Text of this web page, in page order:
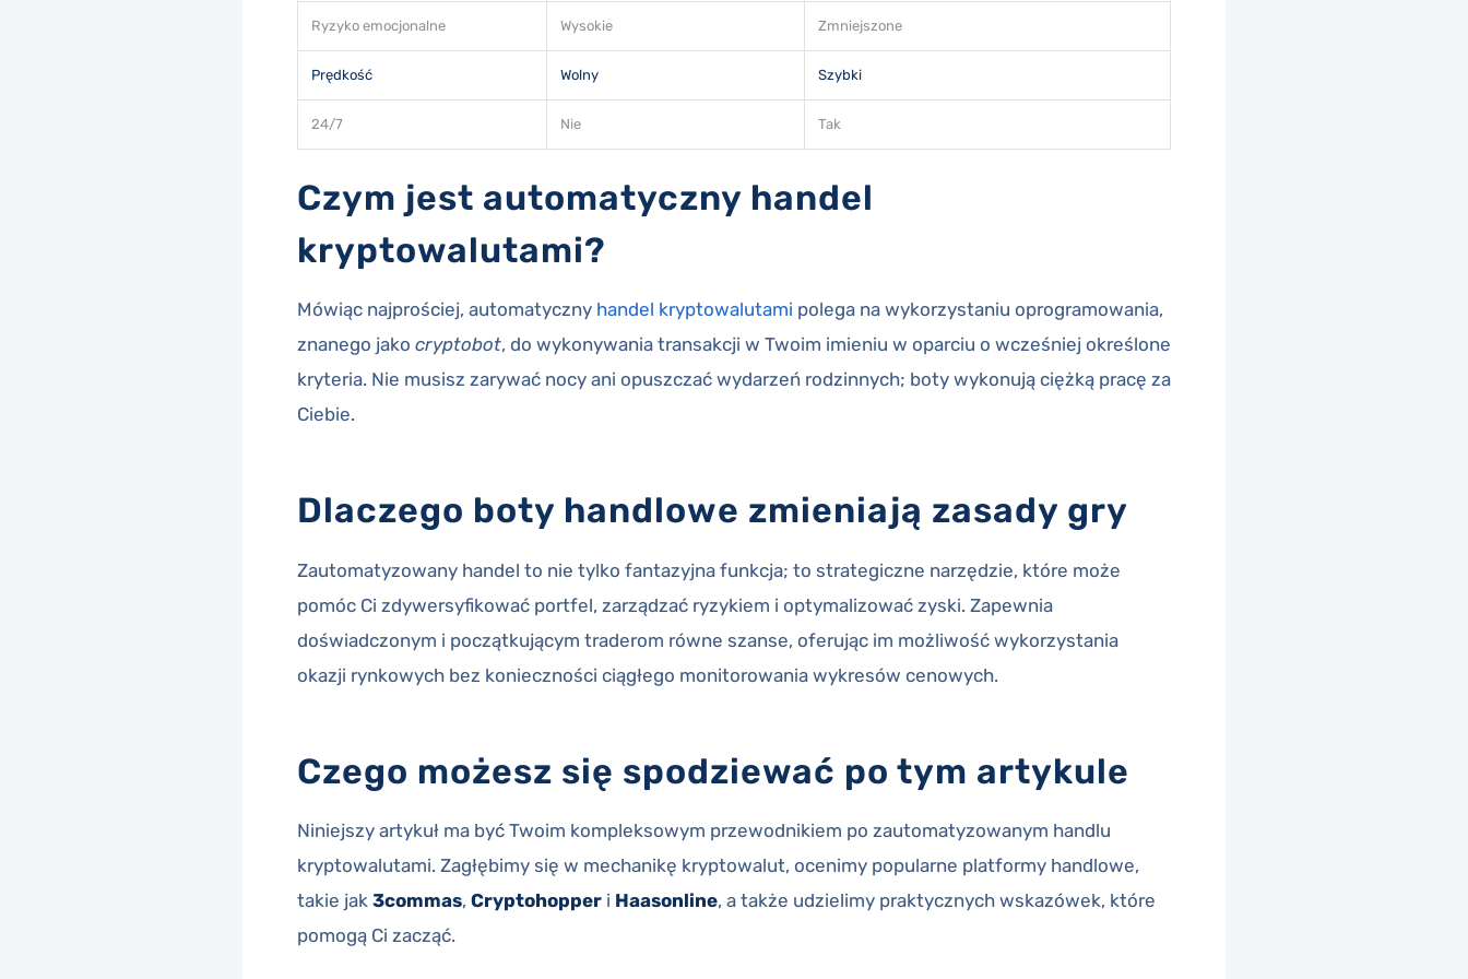
Ryzyko emocjonalne Wysokie Zmniejszone
Prędkość Wolny Szybki
24/7 Nie Tak
Czym jest automatyczny handel
kryptowalutami?
Mówiąc najprościej, automatyczny handel kryptowalutami polega na wykorzystaniu oprogramowania,
znanego jako cryptobot, do wykonywania transakcji w Twoim imieniu w oparciu o wcześniej określone
kryteria. Nie musisz zarywać nocy ani opuszczać wydarzeń rodzinnych; boty wykonują ciężką pracę za
Ciebie.
Dlaczego boty handlowe zmieniają zasady gry
Zautomatyzowany handel to nie tylko fantazyjna funkcja; to strategiczne narzędzie, które może
pomóc Ci zdywersyfikować portfel, zarządzać ryzykiem i optymalizować zyski. Zapewnia
doświadczonym i początkującym traderom równe szanse, oferując im możliwość wykorzystania
okazji rynkowych bez konieczności ciągłego monitorowania wykresów cenowych.
Czego możesz się spodziewać po tym artykule
Niniejszy artykuł ma być Twoim kompleksowym przewodnikiem po zautomatyzowanym handlu
kryptowalutami. Zagłębimy się w mechanikę kryptowalut, ocenimy popularne platformy handlowe,
takie jak 3commas, Cryptohopper i Haasonline, a także udzielimy praktycznych wskazówek, które
pomogą Ci zacząć.